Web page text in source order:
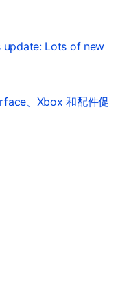
update: Lots of new
、Xbox 和配件促